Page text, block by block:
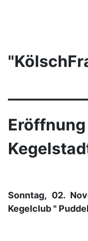
Sonntag, 02.
Kegelclub "